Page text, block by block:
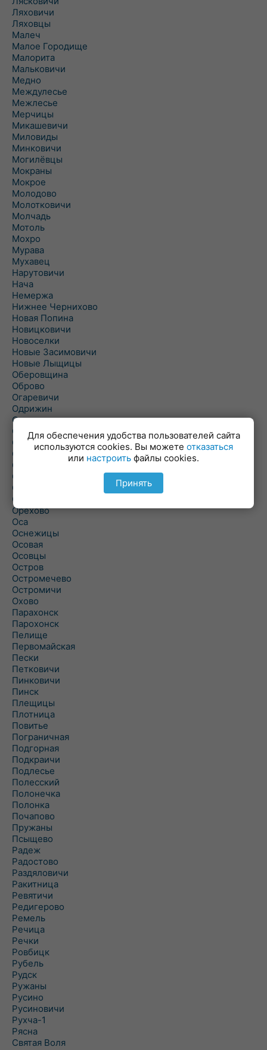
Ляховичи
Ляховцы
Малеч
Малое Городище
Малорита
Мальковичи
Медно
Междулесье
Межлесье
Мерчицы
Микашевичи
Миловиды
Минковичи
Могилёвцы
Мокраны
Мокрое
Молодово
Молотковичи
Молчадь
Мотоль
Мохро
Мурава
Мухавец
Нарутовичи
Нача
Немержа
Нижнее Чернихово
Новая Попина
Новицковичи
Новоселки
Новые Засимовичи
Новые Лыщицы
Оберовщина
Оброво
Огаревичи
Одрижин
Оздамичи
Озяты
Олтуш
Ольманы
Ольпень
Ольшаны
Омельная
Ополь
Орехово
Оса
Оснежицы
Осовая
Осовцы
Остров
Остромечево
Остромичи
Охово
Парахонск
Парохонск
Пелище
Первомайская
Пески
Петковичи
Пинковичи
Пинск
Плещицы
Плотница
Повитье
Пограничная
Подгорная
Подкраичи
Подлесье
Полесский
Полонечка
Полонка
Почапово
Пружаны
Псыщево
Радеж
Радостово
Раздяловичи
Ракитница
Ревятичи
Редигерово
Ремель
Речица
Речки
Ровбицк
Рубель
Рудск
Ружаны
Русино
Русиновичи
Рухча-1
Рясна
Святая Воля
Для обеспечения удобства пользователей сайта
используются cookies. Вы можете отказаться
или настроить файлы cookies.
Принять